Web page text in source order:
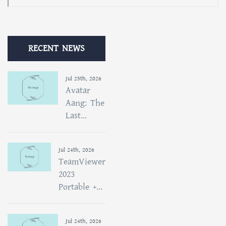
RECENT NEWS
Jul 25th, 2026
Avatar
Aang: The
Last...
Jul 24th, 2026
TeamViewer
2023
Portable +...
Jul 24th, 2026